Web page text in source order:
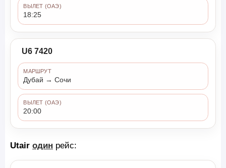
ВЫЛЕТ (ОАЭ)
18:25
U6 7420
МАРШРУТ
Дубай → Сочи
ВЫЛЕТ (ОАЭ)
20:00
Utair один рейс: